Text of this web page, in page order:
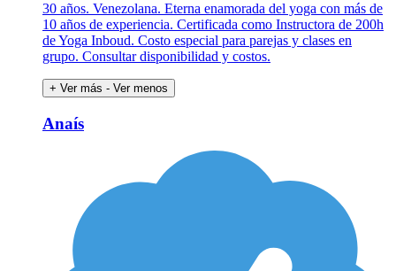
30 años. Venezolana. Eterna enamorada del yoga con más de
10 años de experiencia. Certificada como Instructora de 200h
de Yoga Inboud. Costo especial para parejas y clases en
grupo. Consultar disponibilidad y costos.
+ Ver más - Ver menos
Anaís